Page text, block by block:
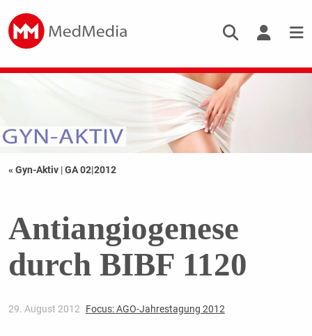
« Gyn-Aktiv |GA 02|2012
Antiangiogenese
durch BIBF 1120
29. August 2012 Focus: AGO-Jahrestagung 2012